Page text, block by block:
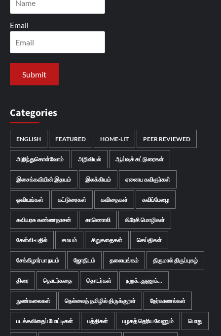
Email
Categories
ENGLISH FEATURED HOME-LIT PEER REVIEWED
அறிந்துகொள்வோம் அறிவியல் ஆய்வுக் கட்டுரைகள்
இசைக்கவியின் இதயம் இலக்கியம் ஏனைய கவிஞர்கள்
ஓவியங்கள் கட்டுரைகள் கவிதைகள் கவிப்பேழை
கவியரசு கண்ணதாசன் காணொலி கிரேசி மொழிகள்
கேள்வி-பதில் சமயம் சிறுகதைகள் செய்திகள்
சேக்கிழார் பா நயம் ஜோதிடம் தலையங்கம் திருமால் திருப்புகழ்
திரை தொடர்கதை தொடர்கள் நறுக்..துணுக்...
நுண்கலைகள் நெல்லைத் தமிழில் திருக்குறள் நேர்காணல்கள்
படக்கவிதைப் போட்டிகள் பத்திகள் பழகத் தெரிய வேணும் பொது